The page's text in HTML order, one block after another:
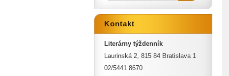
Kontakt
Literárny týždenník
Laurinská 2, 815 84 Bratislava 1
02/5441 8670